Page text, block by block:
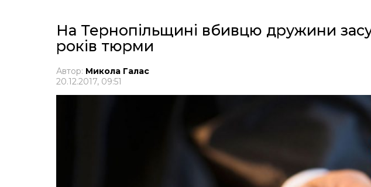
На Тернопільщині вбивцю дружини
років тюрми
Автор: Микола Галас
20.12.2017, 09:51